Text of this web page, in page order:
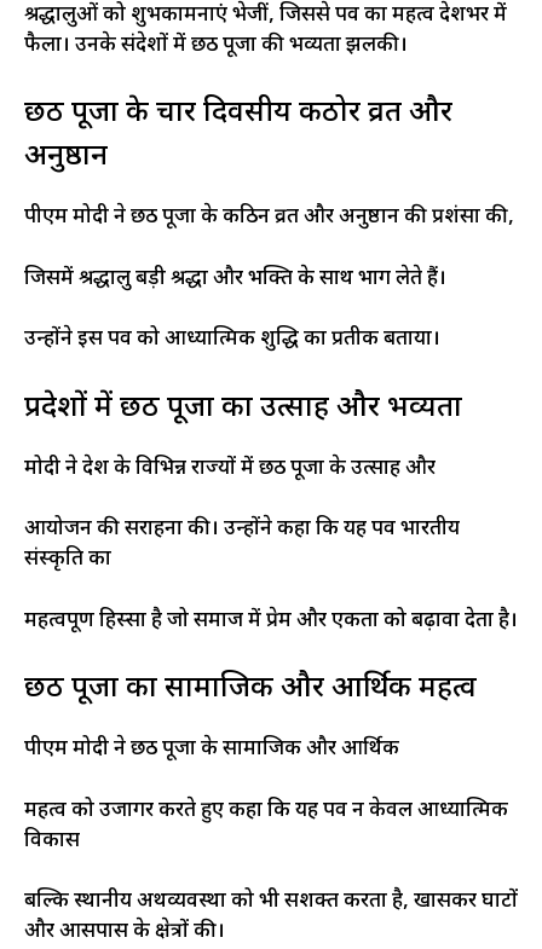
श्रद्धालुओं को शुभकामनाएं भेजीं, जिससे पर्व का महत्व देशभर में
फैला। उनके संदेशों में छठ पूजा की भव्यता झलकी।​
छठ पूजा के चार दिवसीय कठोर व्रत और
अनुष्ठान
पीएम मोदी ने छठ पूजा के कठिन व्रत और अनुष्ठान की प्रशंसा की,
जिसमें श्रद्धालु बड़ी श्रद्धा और भक्ति के साथ भाग लेते हैं।
उन्होंने इस पर्व को आध्यात्मिक शुद्धि का प्रतीक बताया।​​
प्रदेशों में छठ पूजा का उत्साह और भव्यता
मोदी ने देश के विभिन्न राज्यों में छठ पूजा के उत्साह और
आयोजन की सराहना की। उन्होंने कहा कि यह पर्व भारतीय
संस्कृति का
महत्वपूर्ण हिस्सा है जो समाज में प्रेम और एकता को बढ़ावा देता है।​
छठ पूजा का सामाजिक और आर्थिक महत्व
पीएम मोदी ने छठ पूजा के सामाजिक और आर्थिक
महत्व को उजागर करते हुए कहा कि यह पर्व न केवल आध्यात्मिक
विकास
बल्कि स्थानीय अर्थव्यवस्था को भी सशक्त करता है, खासकर घाटों
और आसपास के क्षेत्रों की।​